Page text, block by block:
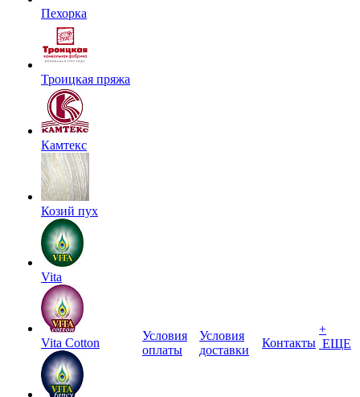
Пехорка
Троицкая пряжа
Камтекс
Козий пух
Vita
Vita Cotton
Условия
оплаты
Условия
доставки
Контакты
+
ЕЩЕ